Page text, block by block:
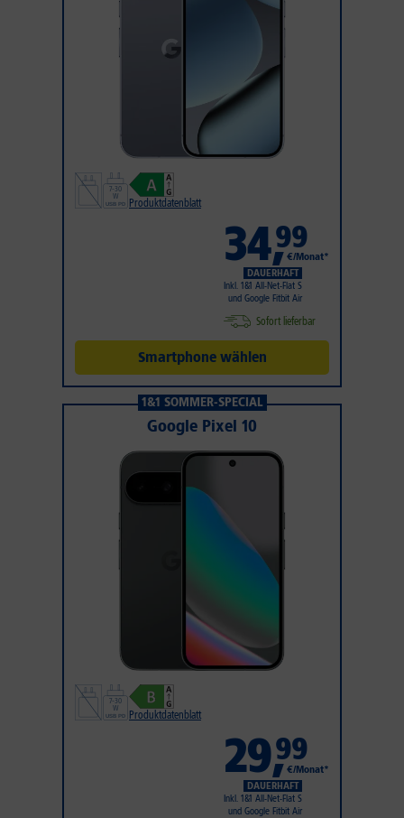
Produktdatenblatt
34,99
€/Monat*
DAUERHAFT
Inkl. 1&1 All-Net-Flat S
und Google Fitbit Air
Sofort lieferbar
Smartphone wählen
1&1 SOMMER-SPECIAL
Google Pixel 10
Produktdatenblatt
29,99
€/Monat*
DAUERHAFT
Inkl. 1&1 All-Net-Flat S
und Google Fitbit Air